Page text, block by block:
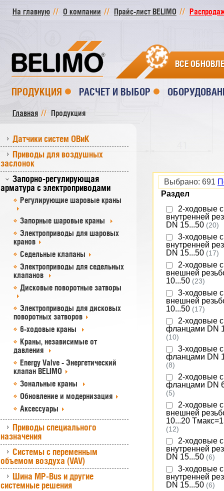
На главную О компании Прайс-лист BELIMO
ВСЕ
ПРОДУКЦИЯ РАСЧЕТ И ВЫБОР
Главная Продукция
Датчики систем ОВиК
Приводы для воздушных
заслонок
Запорно-регулирующая
арматура с электроприводами
Регулирующие шаровые краны
Запорные шаровые краны
Электроприводы для шаровых
кранов
Седельные клапаны
Электроприводы для седельных
клапанов
Дисковые поворотные затворы
Электроприводы для дисковых
поворотных затворов
6-ходовые краны
Краны, независимые от
давления
Energy Valve - Энергетический
клапан BELIMO
Зональные краны
Обновление и модернизация
Аксессуары
Приводы специального
назначения
Системы с переменным
объемом воздуха (VAV)
Шина MP-Bus и другие
системные решения
Раздел
2-ходовые с
внутренней
DN 15...50 (20)
3-ходовые с
внутренней
DN 15...50 (17)
2-ходовые с
внешней
10...50 (23)
3-ходовые с
внешней
10...50 (17)
2-ходовые с
фланцами DN
(10)
3-ходовые с
фланцами DN
(8)
2-ходовые с
фланцами DN
(5)
2-ходовые с
внешней
10...20
(12)
2-ходовые с
внутренней
DN 15...50 (6)
3-ходовые с
внутренней
DN 15...50 (6)
Выбрано: 691